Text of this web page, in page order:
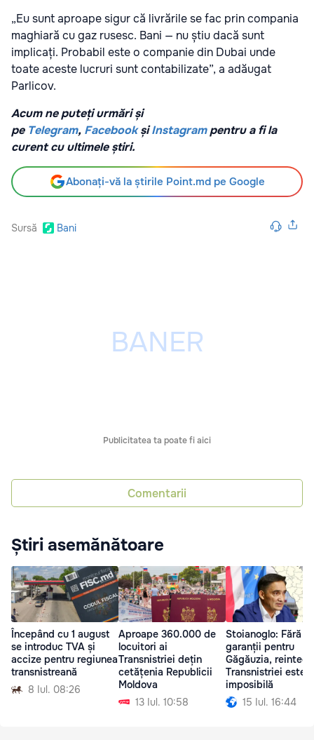
„Eu sunt aproape sigur că livrările se fac prin compania
maghiară cu gaz rusesc. Bani — nu știu dacă sunt
implicați. Probabil este o companie din Dubai unde
toate aceste lucruri sunt contabilizate”, a adăugat
Parlicov.
Acum ne puteți urmări și
pe Telegram, Facebook șiInstagrampentru a fi la
curent cu ultimele știri.
Abonați-vă la știrile Point.md pe Google
Sursă Bani
Publicitatea ta poate fi aici
Comentarii
Știri asemănătoare
Începând cu 1 august
se introduc TVA și
accize pentru regiunea
transnistreană
8 Iul. 08:26
Aproape 360.000 de
locuitori ai
Transnistriei dețin
cetățenia Republicii
Moldova
13 Iul. 10:58
Stoianoglo: Fără
garanții pentru
Găgăuzia,
Transnistriei este
imposibilă
15 Iul. 16:44